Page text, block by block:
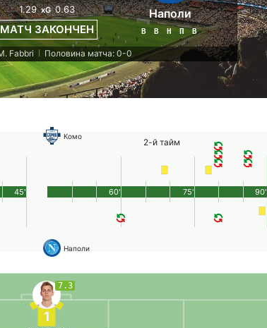
1.29 xG 0.63
МАТЧ ЗАКОНЧЕН
Наполи
В В Н П В
Fabbri Половина матча: 0-0
45'
Комо
2-й тайм
Наполи
90'
60' 75'
7.3
1